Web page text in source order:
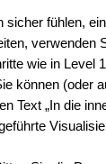
sicher fühlen,
verwenden
wie in Level
können (oder
Text „In die